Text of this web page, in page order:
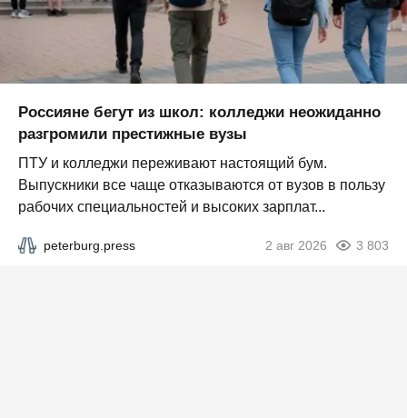
Россияне бегут из школ: колледжи неожиданно
разгромили престижные вузы
ПТУ и колледжи переживают настоящий бум.
Выпускники все чаще отказываются от вузов в пользу
рабочих специальностей и высоких зарплат...
peterburg.press 2 авг 2026 3 803